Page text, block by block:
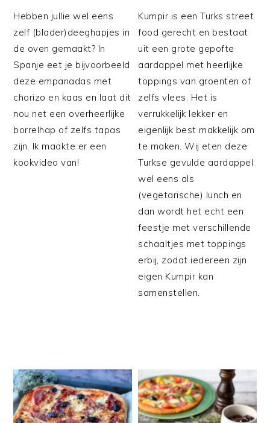
Hebben jullie wel eens
zelf (blader)deeghapjes in
de oven gemaakt? In
Spanje eet je bijvoorbeeld
deze empanadas met
chorizo en kaas en laat dit
nou net een overheerlijke
borrelhap of zelfs tapas
zijn. Ik maakte er een
kookvideo van!
Kumpir is een Turks street
food gerecht en bestaat
uit een grote gepofte
aardappel met heerlijke
toppings van groenten of
zelfs vlees. Het is
verrukkelijk lekker en
eigenlijk best makkelijk om
te maken. Wij eten deze
Turkse gevulde aardappel
wel eens als
(vegetarische) lunch en
dan wordt het echt een
feestje met verschillende
schaaltjes met toppings
erbij, zodat iedereen zijn
eigen Kumpir kan
samenstellen.